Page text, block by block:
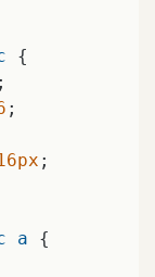
{
;
;
;
a {